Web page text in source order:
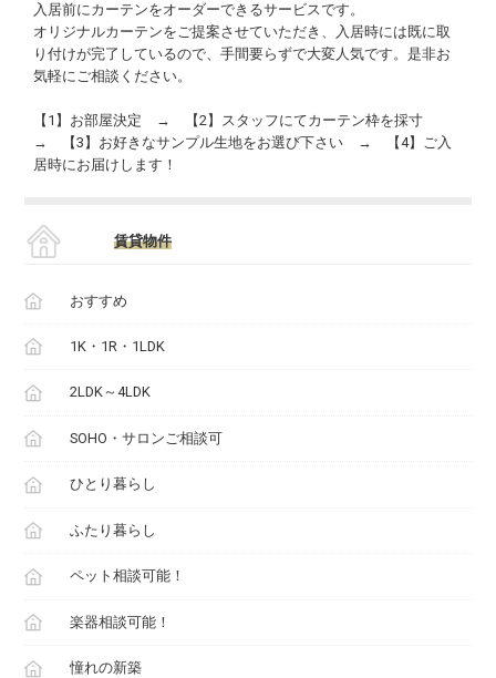
入居前にカーテンをオーダーできるサービスです。
オリジナルカーテンをご提案させていただき、入居時には既に取
り付けが完了しているので、手間要らずで大変人気です。是非お
気軽にご相談ください。
【1】お部屋決定 → 【2】スタッフにてカーテン枠を採寸
→ 【3】お好きなサンプル生地をお選び下さい → 【4】ご入
居時にお届けします！
賃貸物件
おすすめ
1K・1R・1LDK
2LDK～4LDK
SOHO・サロンご相談可
ひとり暮らし
ふたり暮らし
ペット相談可能！
楽器相談可能！
憧れの新築